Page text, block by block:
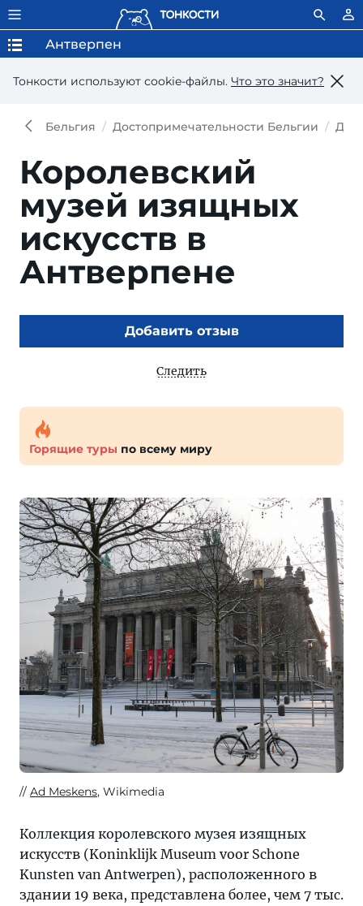
Тонкости используют сookie-файлы. Что это значит?
Антверпен
Бельгия Достопримечательности Бельгии
Королевский
музей изящных
искусств в
Антверпене
Добавить отзыв
Следить
Горящие туры по всему миру
Ad Meskens, Wikimedia
Коллекция королевского музея изящных
искусств (Koninklijk Museum voor Schone
Kunsten van Antwerpen), расположенного в
здании 19 века, представлена более, чем 7 тыс.